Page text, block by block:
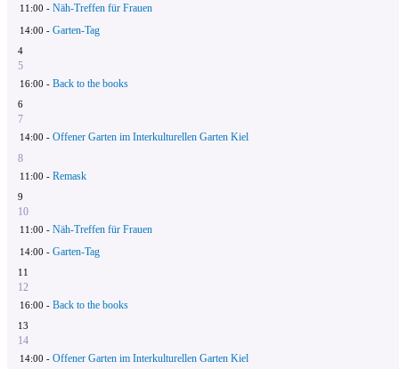
11:00 - Näh-Treffen für Frauen
14:00 - Garten-Tag
4
5
16:00 - Back to the books
6
7
14:00 - Offener Garten im Interkulturellen Garten Kiel
8
11:00 - Remask
9
10
11:00 - Näh-Treffen für Frauen
14:00 - Garten-Tag
11
12
16:00 - Back to the books
13
14
14:00 - Offener Garten im Interkulturellen Garten Kiel